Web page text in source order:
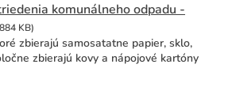
komunálneho odpadu -
KB)
zbierajú samosatatne papier, sklo,
zbierajú kovy a nápojové kartóny